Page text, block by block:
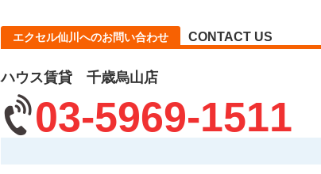
エクセル仙川へのお問い合わせ CONTACT US
ハウス賃貸 千歳烏山店
03-5969-1511